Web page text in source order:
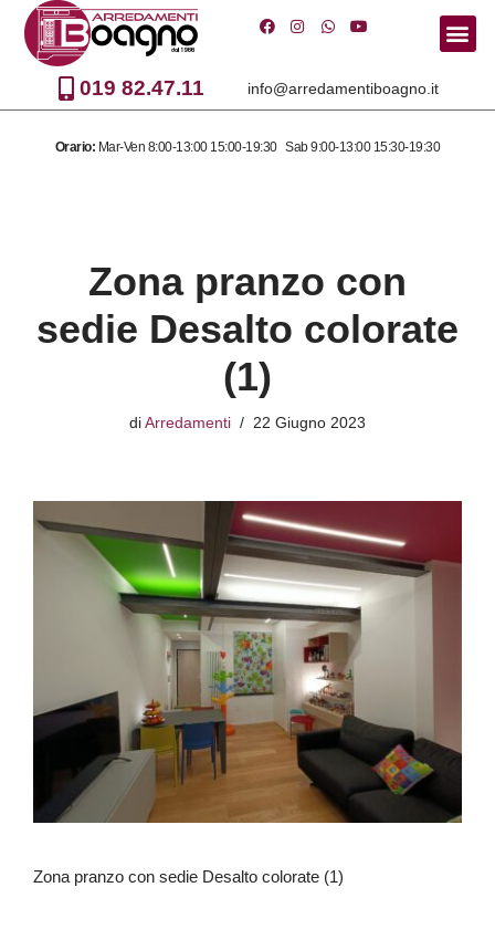
Vai
contenuto
019 82.47.11 info@arredamentiboagno.it
Orario: Mar-Ven 8:00-13:00 15:00-19:30 Sab 9:00-13:00 15:30-19:30
Zona pranzo con
sedie Desalto colorate
(1)
di Arredamenti 22 Giugno 2023
Zona pranzo con sedie Desalto colorate (1)